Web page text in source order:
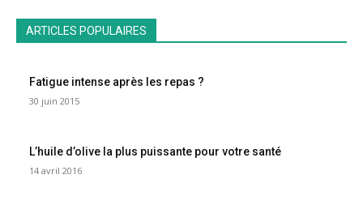
ARTICLES POPULAIRES
Fatigue intense après les repas ?
30 juin 2015
L’huile d’olive la plus puissante pour votre santé
14 avril 2016